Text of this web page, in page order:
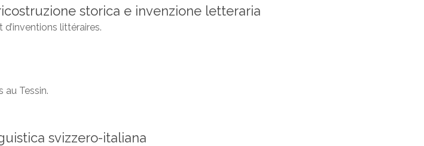
storica e invenzione letteraria
littéraires.
au Tessin.
svizzero-italiana